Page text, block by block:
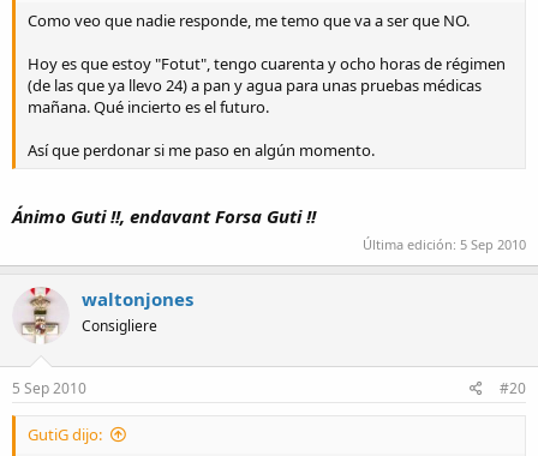
Como veo que nadie responde, me temo que va a ser que NO.
Hoy es que estoy "Fotut", tengo cuarenta y ocho horas de régimen
(de las que ya llevo 24) a pan y agua para unas pruebas médicas
mañana. Qué incierto es el futuro.
Así que perdonar si me paso en algún momento.
Ánimo Guti !!, endavant Forsa Guti !!
Última edición: 5 Sep 2010
waltonjones
Consigliere
5 Sep 2010 #20
GutiG dijo: